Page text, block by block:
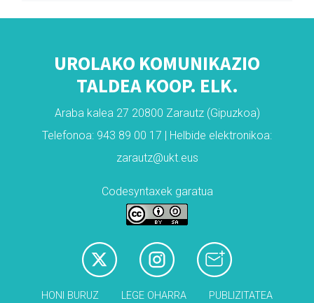
UROLAKO KOMUNIKAZIO
TALDEA KOOP. ELK.
Araba kalea 27 20800 Zarautz (Gipuzkoa)
Telefonoa: 943 89 00 17 | Helbide elektronikoa:
zarautz@ukt.eus
Codesyntaxek garatua
HONI BURUZ LEGE OHARRA PUBLIZITATEA